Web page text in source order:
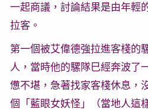
一起商議，討論結果是由年輕
拉客。
第一個被艾偉德強拉進客棧的
人，當時他的騾隊巳經奔波了
憊不堪，急著找家客棧休息，
個「藍眼女妖怪」（當地人這